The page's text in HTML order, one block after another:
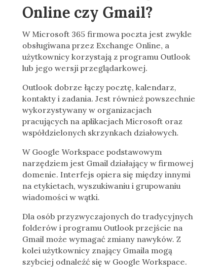
Online czy Gmail?
W Microsoft 365 firmowa poczta jest zwykle
obsługiwana przez Exchange Online, a
użytkownicy korzystają z programu Outlook
lub jego wersji przeglądarkowej.
Outlook dobrze łączy pocztę, kalendarz,
kontakty i zadania. Jest również powszechnie
wykorzystywany w organizacjach
pracujących na aplikacjach Microsoft oraz
współdzielonych skrzynkach działowych.
W Google Workspace podstawowym
narzędziem jest Gmail działający w firmowej
domenie. Interfejs opiera się między innymi
na etykietach, wyszukiwaniu i grupowaniu
wiadomości w wątki.
Dla osób przyzwyczajonych do tradycyjnych
folderów i programu Outlook przejście na
Gmail może wymagać zmiany nawyków. Z
kolei użytkownicy znający Gmaila mogą
szybciej odnaleźć się w Google Workspace.